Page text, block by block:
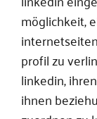
möglichkeit,
profil zu
linkedin,
ihnen